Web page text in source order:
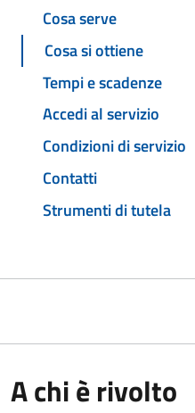
Cosa serve
Cosa si ottiene
Tempi e scadenze
Accedi al servizio
Condizioni di servizio
Contatti
Strumenti di tutela
A chi è rivolto